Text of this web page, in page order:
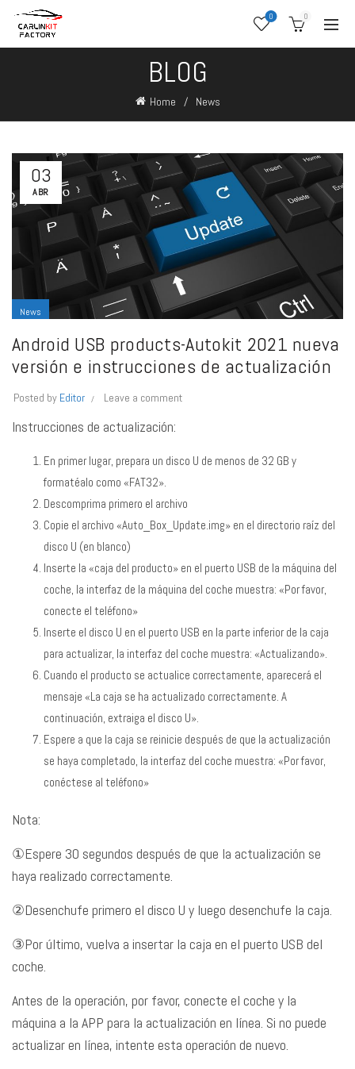
0 0
BLOG
Home News
03
ABR
News
Android USB products-Autokit 2021 nueva
versión e instrucciones de actualización
Posted by Editor Leave a comment
Instrucciones de actualización:
En primer lugar, prepara un disco U de menos de 32 GB y
formatéalo como «FAT32».
Descomprima primero el archivo
Copie el archivo «Auto_Box_Update.img» en el directorio raíz del
disco U (en blanco)
Inserte la «caja del producto» en el puerto USB de la máquina del
coche, la interfaz de la máquina del coche muestra: «Por favor,
conecte el teléfono»
Inserte el disco U en el puerto USB en la parte inferior de la caja
para actualizar, la interfaz del coche muestra: «Actualizando».
Cuando el producto se actualice correctamente, aparecerá el
mensaje «La caja se ha actualizado correctamente. A
continuación, extraiga el disco U».
Espere a que la caja se reinicie después de que la actualización
se haya completado, la interfaz del coche muestra: «Por favor,
conéctese al teléfono»
Nota:
①Espere 30 segundos después de que la actualización se
haya realizado correctamente.
②Desenchufe primero el disco U y luego desenchufe la caja.
③Por último, vuelva a insertar la caja en el puerto USB del
coche.
Antes de la operación, por favor, conecte el coche y la
máquina a la APP para la actualización en línea. Si no puede
actualizar en línea, intente esta operación de nuevo.